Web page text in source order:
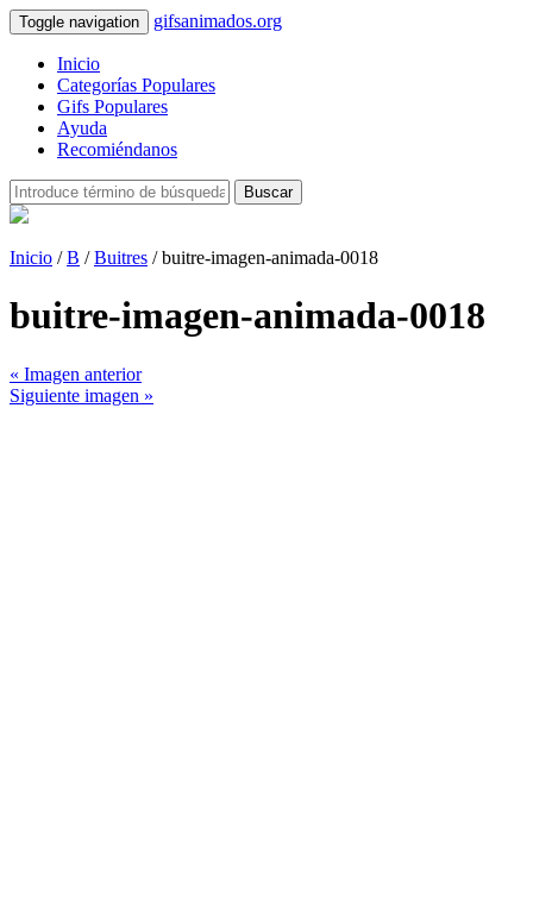
Toggle navigation gifsanimados.org
Inicio
Categorías Populares
Gifs Populares
Ayuda
Recomiéndanos
Buscar
Inicio /B /Buitres / buitre-imagen-animada-0018
buitre-imagen-animada-0018
« Imagen anterior
Siguiente imagen »